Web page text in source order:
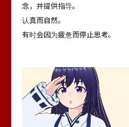
念，并提供指导。
认真而自然。
有时会因为疲惫而停止思考。